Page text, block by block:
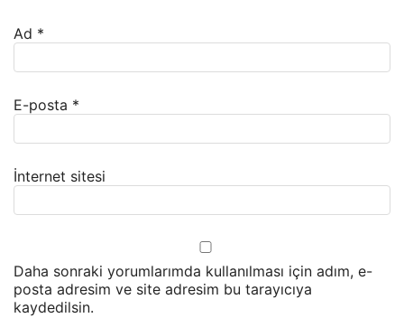
Ad *
E-posta *
İnternet sitesi
Daha sonraki yorumlarımda kullanılması için adım, e-
posta adresim ve site adresim bu tarayıcıya
kaydedilsin.